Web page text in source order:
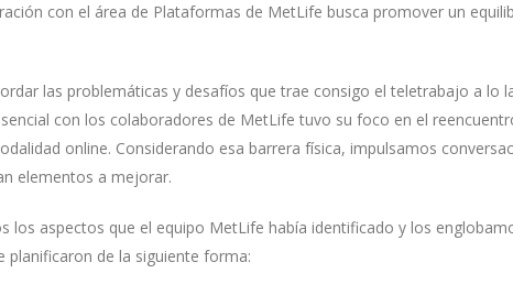
con el área de Plataformas de MetLife busca promover un
las problemáticas y desafíos que trae consigo el teletrabajo a lo
con los colaboradores de MetLife tuvo su foco en el
online. Considerando esa barrera física, impulsamos
elementos a mejorar.
aspectos que el equipo MetLife había identificado y los
planificaron de la siguiente forma: